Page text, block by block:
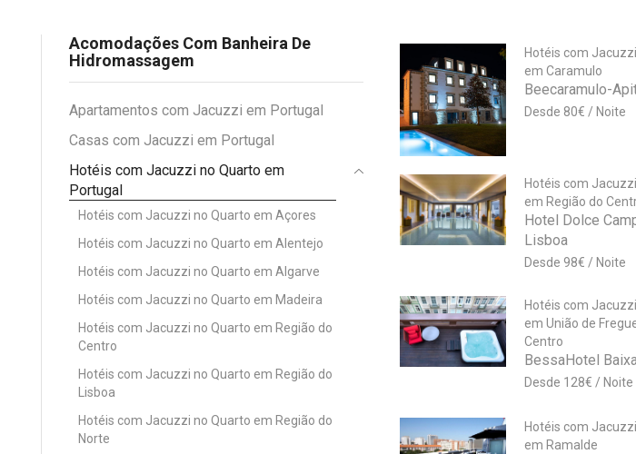
Acomodações Com Banheira De
Hidromassagem
Apartamentos com Jacuzzi em Portugal
Casas com Jacuzzi em Portugal
Hotéis com Jacuzzi no Quarto em
Portugal
Hotéis com Jacuzzi no Quarto em Açores
Hotéis com Jacuzzi no Quarto em Alentejo
Hotéis com Jacuzzi no Quarto em Algarve
Hotéis com Jacuzzi no Quarto em Madeira
Hotéis com Jacuzzi no Quarto em Região do
Centro
Hotéis com Jacuzzi no Quarto em Região do
Lisboa
Hotéis com Jacuzzi no Quarto em Região do
Norte
Hotéis com
em Caramulo
Beecaramulo-
80€
Hotéis com
em Região do
Hotel Dolce
Lisboa
98€
Hotéis com
em União de
Centro
BessaHotel
128€
Hotéis com
em Ramalde